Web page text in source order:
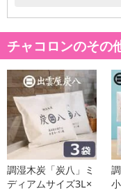
混入させたり、冷蔵庫の
避けてください。
注意事項
【賞味・消費期限のある
商品到着時点でのお日持
のでご了承ください。
チャコロンのその
調湿木炭「炭八」ミ
ディアムサイズ3L×